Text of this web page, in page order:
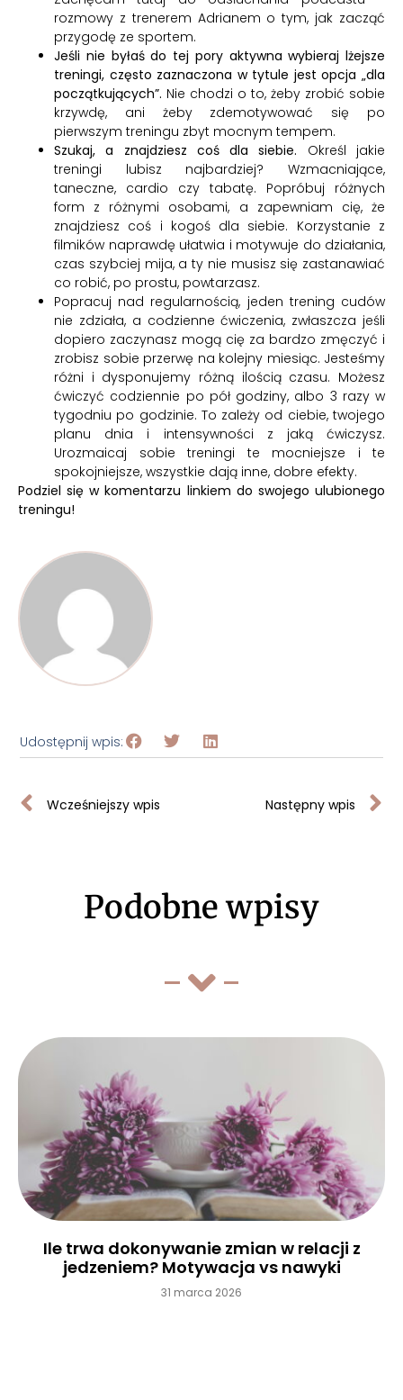
rozmowy z trenerem Adrianem o tym, jak zacząć
przygodę ze sportem.
Jeśli nie byłaś do tej pory aktywna wybieraj lżejsze
treningi, często zaznaczona w tytule jest opcja „dla
początkujących”. Nie chodzi o to, żeby zrobić sobie
krzywdę, ani żeby zdemotywować się po
pierwszym treningu zbyt mocnym tempem.
Szukaj, a znajdziesz coś dla siebie. Określ jakie
treningi lubisz najbardziej? Wzmacniające,
taneczne, cardio czy tabatę. Popróbuj różnych
form z różnymi osobami, a zapewniam cię, że
znajdziesz coś i kogoś dla siebie. Korzystanie z
filmików naprawdę ułatwia i motywuje do działania,
czas szybciej mija, a ty nie musisz się zastanawiać
co robić, po prostu, powtarzasz.
Popracuj nad regularnością, jeden trening cudów
nie zdziała, a codzienne ćwiczenia, zwłaszcza jeśli
dopiero zaczynasz mogą cię za bardzo zmęczyć i
zrobisz sobie przerwę na kolejny miesiąc. Jesteśmy
różni i dysponujemy różną ilością czasu. Możesz
ćwiczyć codziennie po pół godziny, albo 3 razy w
tygodniu po godzinie. To zależy od ciebie, twojego
planu dnia i intensywności z jaką ćwiczysz.
Urozmaicaj sobie treningi te mocniejsze i te
spokojniejsze, wszystkie dają inne, dobre efekty.
Podziel się w komentarzu linkiem do swojego ulubionego
treningu!
Udostępnij wpis:
Wcześniejszy wpis Następny wpis
Podobne wpisy
Ile trwa dokonywanie zmian w relacji z
jedzeniem? Motywacja vs nawyki
31 marca 2026